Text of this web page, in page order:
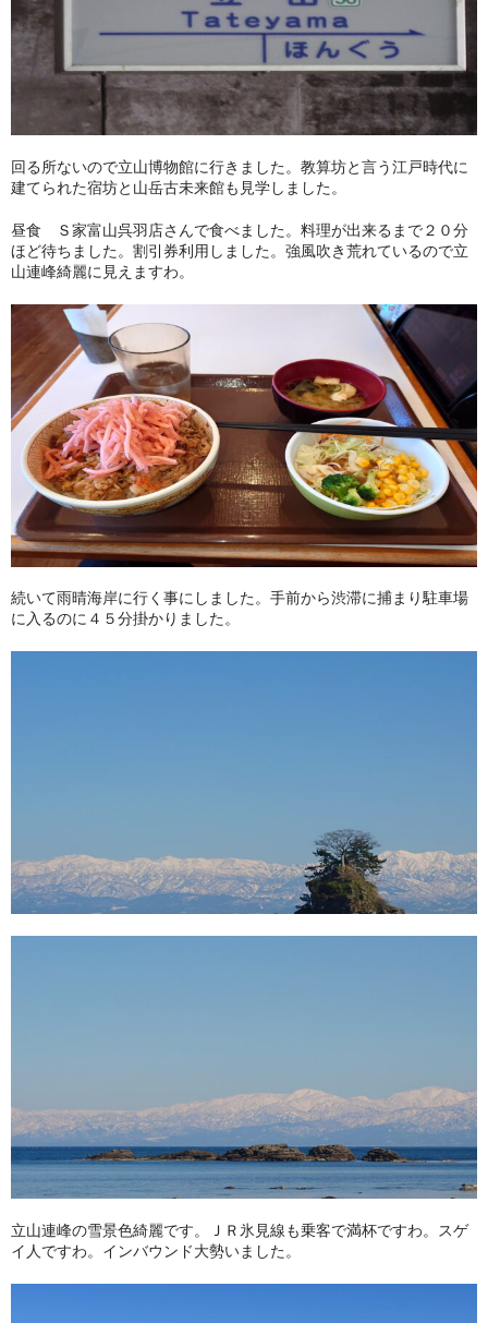
回る所ないので立山博物館に行きました。教算坊と言う江戸時代に
建てられた宿坊と山岳古未来館も見学しました。
昼食 Ｓ家富山呉羽店さんで食べました。料理が出来るまで２０分
ほど待ちました。割引券利用しました。強風吹き荒れているので立
山連峰綺麗に見えますわ。
続いて雨晴海岸に行く事にしました。手前から渋滞に捕まり駐車場
に入るのに４５分掛かりました。
立山連峰の雪景色綺麗です。ＪＲ氷見線も乗客で満杯ですわ。スゲ
イ人ですわ。インバウンド大勢いました。